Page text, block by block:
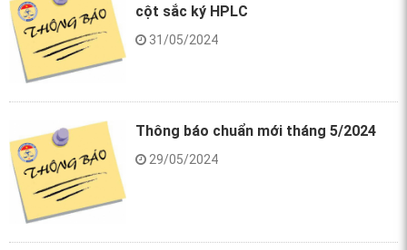
cột sắc ký HPLC
31/05/2024
Thông báo chuẩn mới tháng 5/2024
29/05/2024